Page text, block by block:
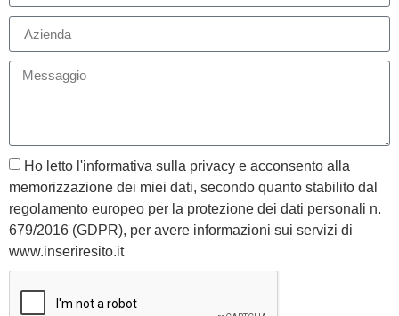
Ho letto l'informativa sulla privacy e acconsento alla
memorizzazione dei miei dati, secondo quanto stabilito dal
regolamento europeo per la protezione dei dati personali n.
679/2016 (GDPR), per avere informazioni sui servizi di
www.inseriresito.it